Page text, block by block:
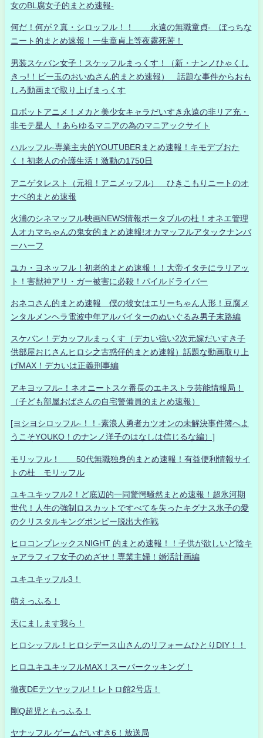
女のBL腐女子的まとめ速報-
何だ！何が？真・シロッフル！！ 永遠の無職童貞- ぼっちな
ニート的まとめ速報！一生童貞上等夜露死苦！
男装スケバン女子！スケッフルまっくす！（新・ナンノひゃくし
きっ!！ビー玉のおいぬさん的まとめ速報） 話題な事件からおも
しろ動画まで取り上げまっくす
ロボットアニメ！メカと美少女キャラだいすき永遠の非リア充・
非モテ星人 ！あらゆるマニアの為のマニアックサイト
ハルッフル-専業主夫的YOUTUBERまとめ速報！キモデブおた
く！初老人の介護生活！激動の1750日
アニゲタレスト（元祖！アニメッフル） ひきこもりニートのオ
ナベ的まとめ速報
火浦のシネマッフル映画NEWS情報ポータブルの杜！オネエ管理
人オカマちゃんの鬼女的まとめ速報!オカマッフルアタックナンバ
ーハーフ
ユカ・ヨネッフル！初老的まとめ速報！！大帝イタチにラリアッ
ト！害獣神アリ・ガー被害に必殺！パイルドライバー
おネコさん的まとめ速報 僕の彼女はエリーちゃん人形！豆腐メ
ンタルメンヘラ電波中年アルバイターのぬいぐるみ男子末路編
スケバン！デカッフルまっくす（デカい強い2次元嫁だいすき子
供部屋おじさんヒロシ之古惑仔的まとめ速報）話題な動画取り上
げMAX！デカいは正義刑事編
アキヨッフル-！ネオニートスケ番長のエキストラ芸能情報局！
（子ども部屋おばさんの自宅警備員的まとめ速報）
[ヨシヨシロッフル-！！-素浪人勇者カツオンの未解決事件簿へよ
うこそYOUKO！のナンノ洋子のはなしは信じるな編）]
モリッフル！ 50代無職独身的まとめ速報！有益便利情報サイ
トの杜 モリッフル
ユキユキッフル2！ど底辺的一同驚愕騒然まとめ速報！超氷河期
世代！人生の強制ロスカットですべてを失ったキグナス氷子の愛
のクリスタルキングボンビー脱出大作戦
ヒロコンプレックスNIGHT 的まとめ速報！！子供が欲しいど陰キ
ャアラフィフ女子のめざせ！専業主婦！婚活計画編
ユキユキッフル3！
萌えっふる！
天にまします我ら！
ヒロシッフル！ヒロシデース山さんのリフォームひとりDIY！！
ヒロユキユキッフルMAX！スーパークッキング！
徹夜DEテツヤッフル!！レトロ館2号店！
剛Q超児ともっふる！
ヤナッフル ゲームだいすき6！放送局